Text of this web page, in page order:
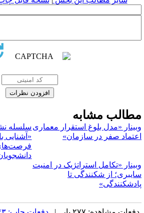
مشابه
«مدل بلوغ استقرار معماری
صفر در سازمان»
سلسله
«آشنایی
«تکامل استراتژیک در امنیت
از شکنندگی تا